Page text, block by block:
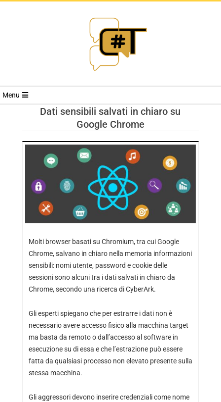
RIVISTA
TRENDS
Menu
Dati sensibili salvati in chiaro su
Google Chrome
Molti browser basati su Chromium, tra cui Google
Chrome, salvano in chiaro nella memoria informazioni
sensibili: nomi utente, password e cookie delle
sessioni sono alcuni tra i dati salvati in chiaro da
Chrome, secondo una ricerca di CyberArk.
Gli esperti spiegano che per estrarre i dati non è
necessario avere accesso fisico alla macchina target
ma basta da remoto o dall’accesso al software in
esecuzione su di essa e che l’estrazione può essere
fatta da qualsiasi processo non elevato presente sulla
stessa macchina.
Gli aggressori devono inserire credenziali come nome